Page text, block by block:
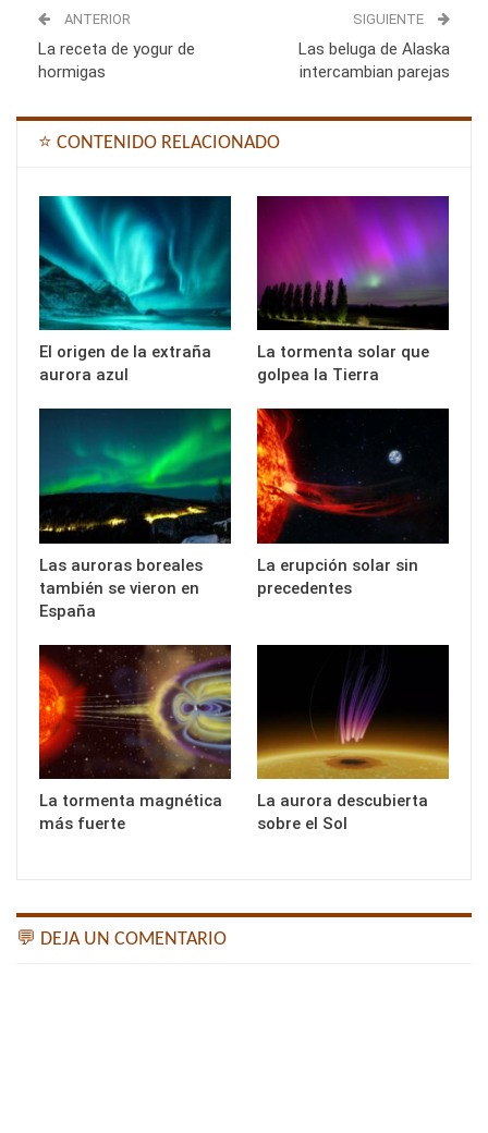
ANTERIOR
La receta de yogur de
hormigas
SIGUIENTE
Las beluga de Alaska
intercambian parejas
⭐ CONTENIDO RELACIONADO
El origen de la extraña
aurora azul
La tormenta solar que
golpea la Tierra
Las auroras boreales
también se vieron en
España
La erupción solar sin
precedentes
La tormenta magnética
más fuerte
La aurora descubierta
sobre el Sol
💬 DEJA UN COMENTARIO